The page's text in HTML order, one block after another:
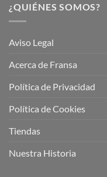
¿QUIÉNES SOMOS?
Aviso Legal
Acerca de Fransa
Política de Privacidad
Política de Cookies
Tiendas
Nuestra Historia